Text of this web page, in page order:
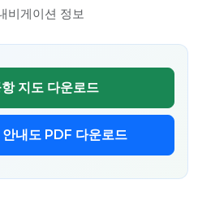
비게이션 정보
지도 다운로드
내도 PDF 다운로드